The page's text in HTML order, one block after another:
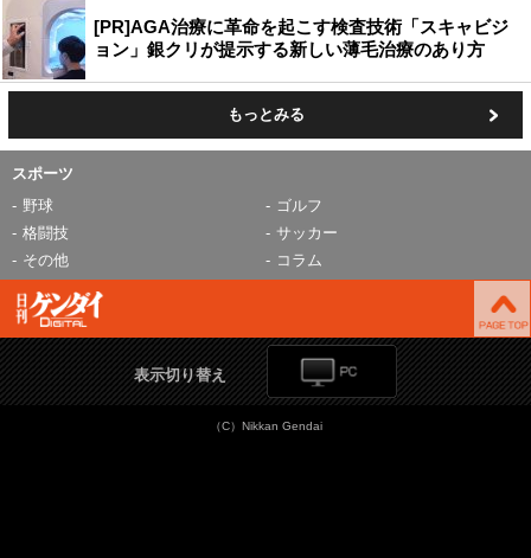
[PR]AGA治療に革命を起こす検査技術「スキャビジ
ョン」銀クリが提示する新しい薄毛治療のあり方
もっとみる
スポーツ
野球
ゴルフ
格闘技
サッカー
その他
コラム
表示切り替え
（C）Nikkan Gendai